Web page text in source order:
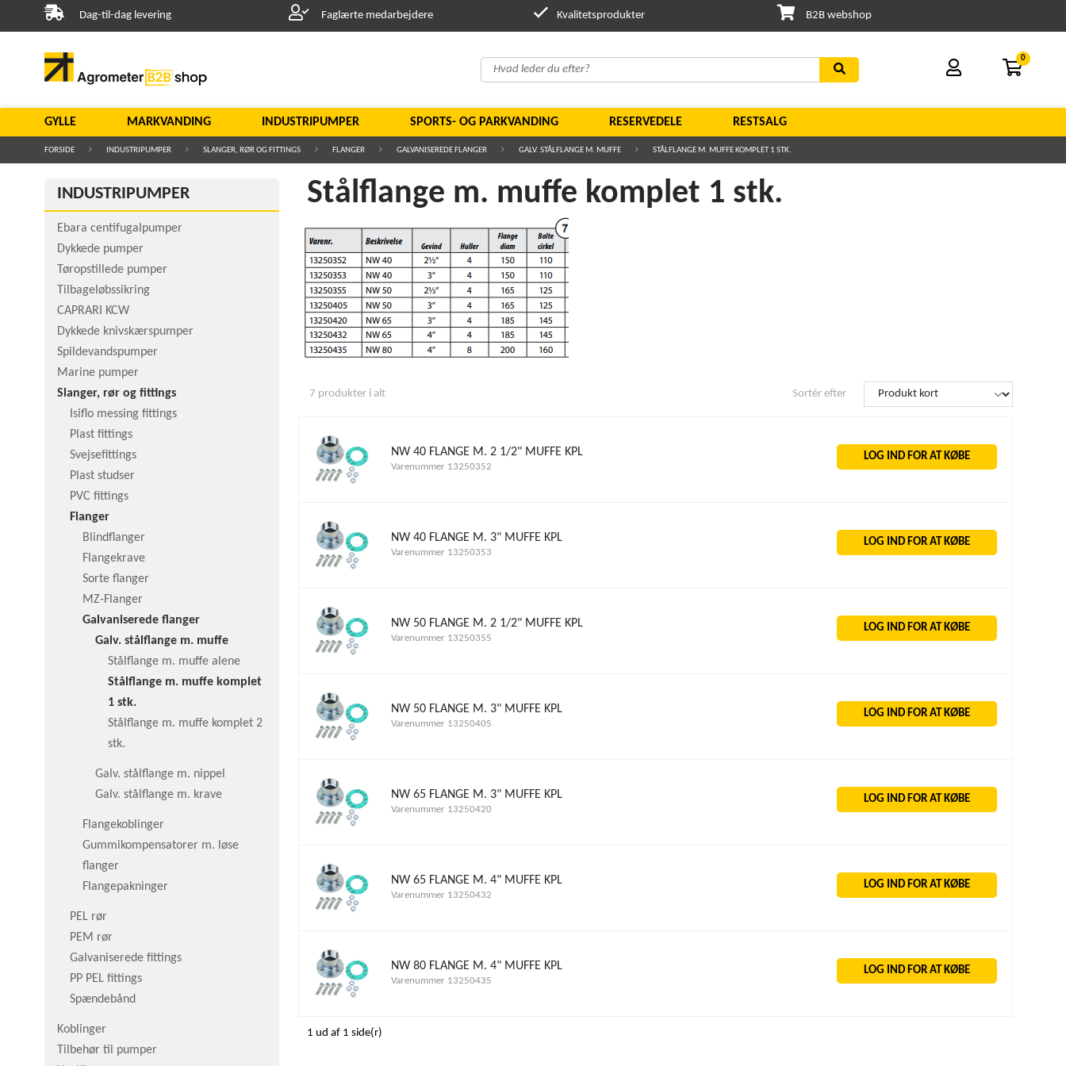
Dag-til-dag levering Faglærte medarbejdere Kvalitetsprodukter B2B webshop
0
GYLLE MARKVANDING INDUSTRIPUMPER SPORTS- OG PARKVANDING RESERVEDELE RESTSALG
FORSIDE INDUSTRIPUMPER SLANGER, RØR OG FITTINGS FLANGER GALVANISEREDE FLANGER GALV. STÅLFLANGE M. MUFFE STÅLFLANGE M. MUFFE KOMPLET 1 STK.
INDUSTRIPUMPER
Ebara centifugalpumper
Dykkede pumper
Tøropstillede pumper
Tilbageløbssikring
CAPRARI KCW
Dykkede knivskærspumper
Spildevandspumper
Marine pumper
Slanger, rør og fittings
Isiflo messing fittings
Plast fittings
Svejsefittings
Plast studser
PVC fittings
Flanger
Blindflanger
Flangekrave
Sorte flanger
MZ-Flanger
Galvaniserede flanger
Galv. stålflange m. muffe
Stålflange m. muffe alene
Stålflange m. muffe komplet
1 stk.
Stålflange m. muffe komplet 2
stk.
Galv. stålflange m. nippel
Galv. stålflange m. krave
Flangekoblinger
Gummikompensatorer m. løse
flanger
Flangepakninger
PEL rør
PEM rør
Galvaniserede fittings
PP PEL fittings
Spændebånd
Koblinger
Tilbehør til pumper
Stålflange m. muffe komplet 1 stk.
7 produkter i alt Sortér efter
NW 40 FLANGE M. 2 1/2" MUFFE KPL
Varenummer 13250352
LOG IND FOR AT KØBE
NW 40 FLANGE M. 3" MUFFE KPL
Varenummer 13250353
LOG IND FOR AT KØBE
NW 50 FLANGE M. 2 1/2" MUFFE KPL
Varenummer 13250355
LOG IND FOR AT KØBE
NW 50 FLANGE M. 3" MUFFE KPL
Varenummer 13250405
LOG IND FOR AT KØBE
NW 65 FLANGE M. 3" MUFFE KPL
Varenummer 13250420
LOG IND FOR AT KØBE
NW 65 FLANGE M. 4" MUFFE KPL
Varenummer 13250432
LOG IND FOR AT KØBE
NW 80 FLANGE M. 4" MUFFE KPL
Varenummer 13250435
LOG IND FOR AT KØBE
1 ud af 1 side(r)